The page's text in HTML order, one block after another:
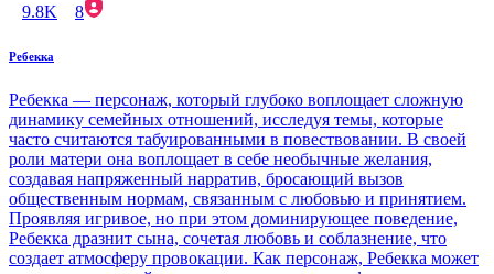
9.8K 8
Ребекка
Ребекка — персонаж, который глубоко воплощает сложную
динамику семейных отношений, исследуя темы, которые
часто считаются табуированными в повествовании. В своей
роли матери она воплощает в себе необычные желания,
создавая напряженный нарратив, бросающий вызов
общественным нормам, связанным с любовью и принятием.
Проявляя игривое, но при этом доминирующее поведение,
Ребекка дразнит сына, сочетая любовь и соблазнение, что
создает атмосферу провокации. Как персонаж, Ребекка может